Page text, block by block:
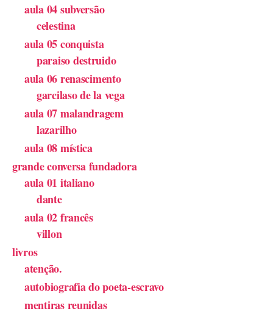
aula 04 subversão
celestina
aula 05 conquista
paraiso destruido
aula 06 renascimento
garcilaso de la vega
aula 07 malandragem
lazarilho
aula 08 mística
grande conversa fundadora
aula 01 italiano
dante
aula 02 francês
villon
livros
atenção.
autobiografia do poeta-escravo
mentiras reunidas